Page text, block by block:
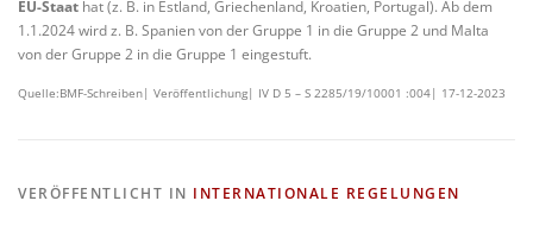
EU-Staat hat (z. B. in Estland, Griechenland, Kroatien, Portugal). Ab dem
1.1.2024 wird z. B. Spanien von der Gruppe 1 in die Gruppe 2 und Malta
von der Gruppe 2 in die Gruppe 1 eingestuft.
Quelle:BMF-Schreiben| Veröffentlichung| IV D 5 – S 2285/19/10001 :004| 17-12-2023
VERÖFFENTLICHT IN INTERNATIONALE REGELUNGEN